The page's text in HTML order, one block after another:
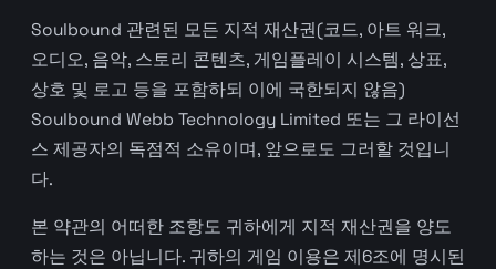
Soulbound 관련된 모든 지적 재산권(코드, 아트 워크,
오디오, 음악, 스토리 콘텐츠, 게임플레이 시스템, 상표,
상호 및 로고 등을 포함하되 이에 국한되지 않음)
Soulbound Webb Technology Limited 또는 그 라이선
스 제공자의 독점적 소유이며, 앞으로도 그러할 것입니
다.
본 약관의 어떠한 조항도 귀하에게 지적 재산권을 양도
하는 것은 아닙니다. 귀하의 게임 이용은 제6조에 명시된